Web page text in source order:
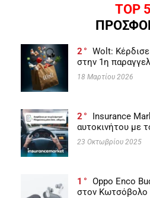
TOP 5
2
Wolt:
στην 1η
18 Μαρτίου 2026
2
Insurance
αυτοκινήτου με
23 Οκτωβρίου 2025
1
Oppo Enco
στον Κωτσόβολο